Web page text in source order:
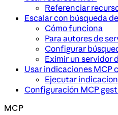
Referenciar
Escalar con búsqueda
Cómo funciona
Para autores de
Configurar
Eximir un servidor
Usar indicaciones MCP
Ejecutar
Configuración MCP
MCP